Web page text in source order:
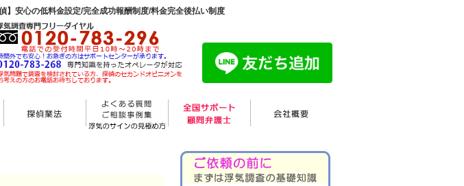
安心の低料金設定/完全成功報酬制度/料金完全後払い制度